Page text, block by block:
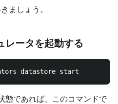
ましょう。
レータを起動する
態であれば、このコマンドで